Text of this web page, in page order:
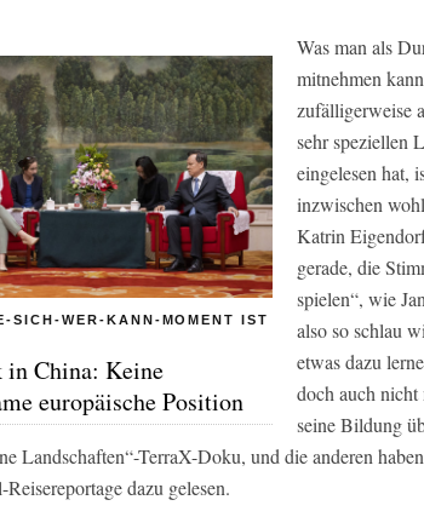
SICH-WER-KANN-MOMENT IST
in China: Keine
europäische Position
Was man als
mitnehmen
zufälligerweise
sehr speziellen
eingelesen hat,
inzwischen
Katrin
gerade, die
spielen“, wie
also so schlau
etwas dazu
doch auch
seine Bildung
Landschaften“-TerraX-Doku, und die anderen
Reisereportage dazu gelesen.